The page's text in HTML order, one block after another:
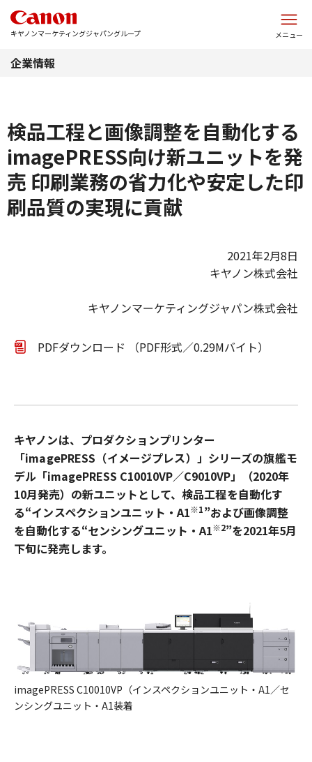
キヤノンマーケティングジャパングループ メニュー
企業情報
検品工程と画像調整を自動化する
imagePRESS向け新ユニットを発
売 印刷業務の省力化や安定した印
刷品質の実現に貢献
2021年2月8日
キヤノン株式会社
キヤノンマーケティングジャパン株式会社
PDFダウンロード （PDF形式／0.29Mバイト）
キヤノンは、プロダクションプリンター
「imagePRESS（イメージプレス）」シリーズの旗艦モ
デル「imagePRESS C10010VP／C9010VP」（2020年
10月発売）の新ユニットとして、 検品工程を自動化す
る“インスペクションユニット・A1※1”および画像調整
を自動化する“センシングユニット・A1※2”を2021年5月
下旬に発売します。
imagePRESS C10010VP （インスペクションユニット・A1／セ
ンシングユニット・A1装着